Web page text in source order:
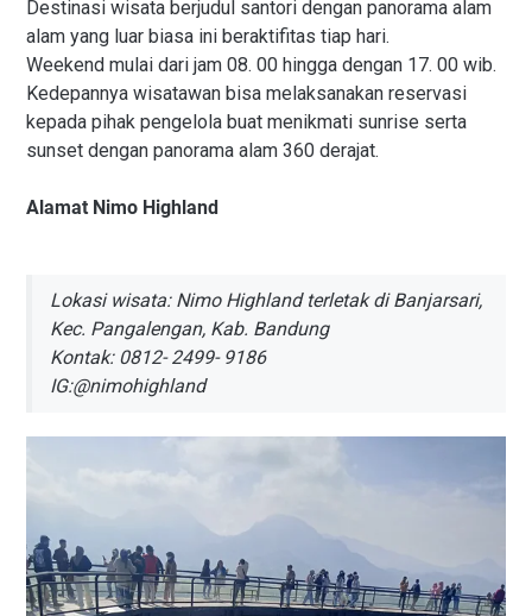
Destinasi wisata berjudul santori dengan panorama alam
alam yang luar biasa ini beraktifitas tiap hari.
Weekend mulai dari jam 08. 00 hingga dengan 17. 00 wib.
Kedepannya wisatawan bisa melaksanakan reservasi
kepada pihak pengelola buat menikmati sunrise serta
sunset dengan panorama alam 360 derajat.
Alamat Nimo Highland
Lokasi wisata: Nimo Highland terletak di Banjarsari,
Kec. Pangalengan, Kab. Bandung
Kontak: 0812- 2499- 9186
IG:@nimohighland